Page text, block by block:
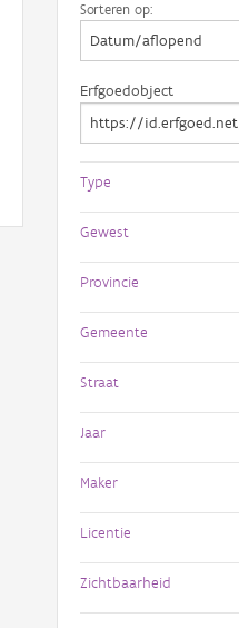
Sorteren op:
Erfgoedobject
Type
Gewest
Provincie
Gemeente
Straat
Jaar
Maker
Licentie
Zichtbaarheid